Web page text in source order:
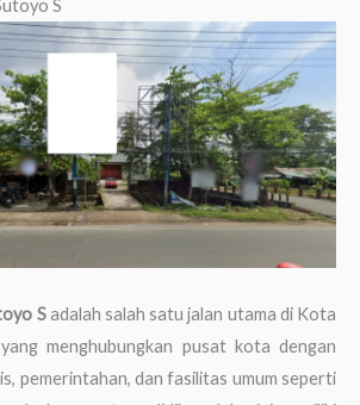
S
Sadalah salah satu jalan utama di Kota
menghubungkan pusat kota dengan
pemerintahan, dan fasilitas umum seperti